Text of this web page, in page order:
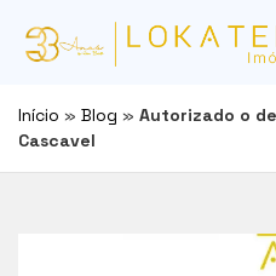
Início » Blog » Autorizado o
Cascavel